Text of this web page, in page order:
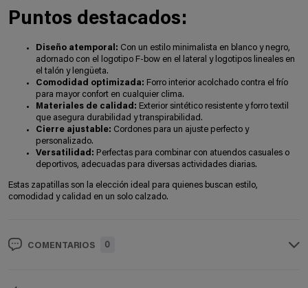
Puntos destacados:
Diseño atemporal: Con un estilo minimalista en blanco y negro,
adornado con el logotipo F-bow en el lateral y logotipos lineales en
el talón y lengüeta.
Comodidad optimizada: Forro interior acolchado contra el frío
para mayor confort en cualquier clima.
Materiales de calidad: Exterior sintético resistente y forro textil
que asegura durabilidad y transpirabilidad.
Cierre ajustable: Cordones para un ajuste perfecto y
personalizado.
Versatilidad: Perfectas para combinar con atuendos casuales o
deportivos, adecuadas para diversas actividades diarias.
Estas zapatillas son la elección ideal para quienes buscan estilo,
comodidad y calidad en un solo calzado.
COMENTARIOS 0